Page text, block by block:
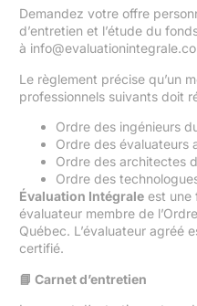
Demandez votre offre
d’entretien et l’étude du
à
Le règlement précise qu’un
professionnels suivants doit
Ordre des ingénieurs
Ordre des évaluateurs
Ordre des architectes
Ordre des
Évaluation Intégrale est une
évaluateur membre de
Québec. L’évaluateur agréé
certifié.
📘 Carnet d’entretien